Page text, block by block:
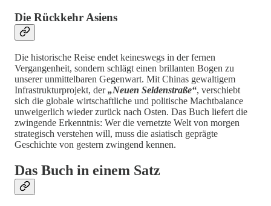
Die Rückkehr Asiens
Die historische Reise endet keineswegs in der fernen
Vergangenheit, sondern schlägt einen brillanten Bogen zu
unserer unmittelbaren Gegenwart. Mit Chinas gewaltigem
Infrastrukturprojekt, der„Neuen Seidenstraße“, verschiebt
sich die globale wirtschaftliche und politische Machtbalance
unweigerlich wieder zurück nach Osten. Das Buch liefert die
zwingende Erkenntnis: Wer die vernetzte Welt von morgen
strategisch verstehen will, muss die asiatisch geprägte
Geschichte von gestern zwingend kennen.
Das Buch in einem Satz